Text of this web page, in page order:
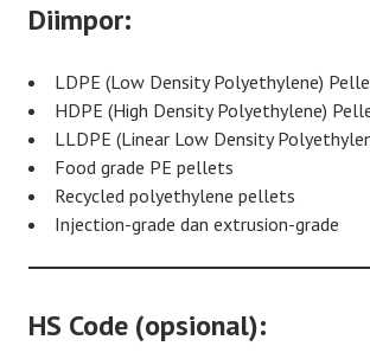
Diimpor:
LDPE (Low Density Polyethylene)
HDPE (High Density Polyethylene)
LLDPE (Linear Low Density
Food grade PE pellets
Recycled polyethylene pellets
Injection-grade dan extrusion-grade
HS Code (opsional):